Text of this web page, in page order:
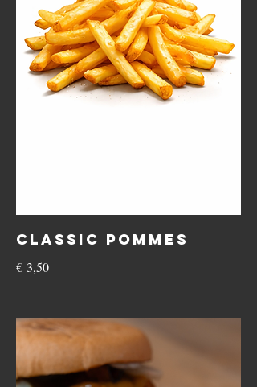
Classic Pommes
€ 3,50